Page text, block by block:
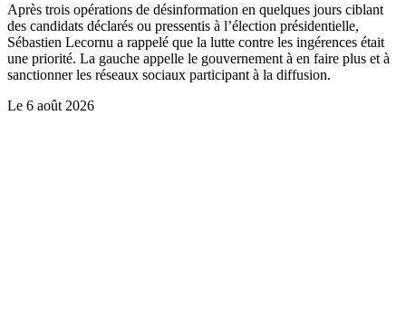
Après trois opérations de désinformation en quelques jours ciblant
des candidats déclarés ou pressentis à l’élection présidentielle,
Sébastien Lecornu a rappelé que la lutte contre les ingérences était
une priorité. La gauche appelle le gouvernement à en faire plus et à
sanctionner les réseaux sociaux participant à la diffusion.
Le 6 août 2026